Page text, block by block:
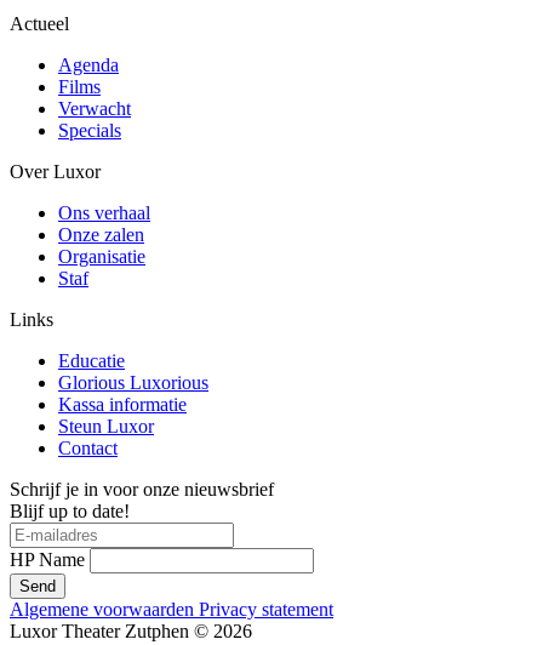
Actueel
Agenda
Films
Verwacht
Specials
Over Luxor
Ons verhaal
Onze zalen
Organisatie
Staf
Links
Educatie
Glorious Luxorious
Kassa informatie
Steun Luxor
Contact
Schrijf je in voor onze nieuwsbrief
Blijf up to date!
HP Name
Send
Algemene voorwaarden Privacy statement
Luxor Theater Zutphen © 2026